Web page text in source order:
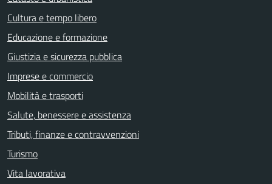
Cultura e tempo libero
Educazione e formazione
Giustizia e sicurezza pubblica
Imprese e commercio
Mobilità e trasporti
Salute, benessere e assistenza
Tributi, finanze e contravvenzioni
Turismo
Vita lavorativa